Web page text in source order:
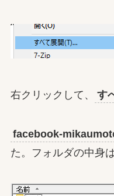
右クリックして、 す
facebook-
た。フォルダの中身は